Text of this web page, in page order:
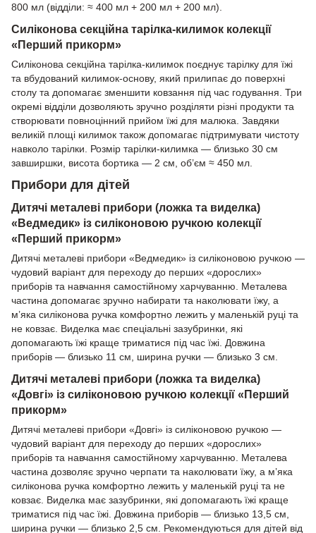
800 мл (відділи: ≈ 400 мл + 200 мл + 200 мл).
Силіконова секційна тарілка-килимок колекції
«Перший прикорм»
Силіконова секційна тарілка-килимок поєднує тарілку для їжі
та вбудований килимок-основу, який прилипає до поверхні
столу та допомагає зменшити ковзання під час годування. Три
окремі відділи дозволяють зручно розділяти різні продукти та
створювати повноцінний прийом їжі для малюка. Завдяки
великій площі килимок також допомагає підтримувати чистоту
навколо тарілки. Розмір тарілки-килимка — близько 30 см
завширшки, висота бортика — 2 см, об’єм ≈ 450 мл.
Прибори для дітей
Дитячі металеві прибори (ложка та виделка)
«Ведмедик» із силіконовою ручкою колекції
«Перший прикорм»
Дитячі металеві прибори «Ведмедик» із силіконовою ручкою —
чудовий варіант для переходу до перших «дорослих»
приборів та навчання самостійному харчуванню. Металева
частина допомагає зручно набирати та наколювати їжу, а
м’яка силіконова ручка комфортно лежить у маленькій руці та
не ковзає. Виделка має спеціальні зазубринки, які
допомагають їжі краще триматися під час їжі. Довжина
приборів — близько 11 см, ширина ручки — близько 3 см.
Дитячі металеві прибори (ложка та виделка)
«Довгі» із силіконовою ручкою колекції «Перший
прикорм»
Дитячі металеві прибори «Довгі» із силіконовою ручкою —
чудовий варіант для переходу до перших «дорослих»
приборів та навчання самостійному харчуванню. Металева
частина дозволяє зручно черпати та наколювати їжу, а м’яка
силіконова ручка комфортно лежить у маленькій руці та не
ковзає. Виделка має зазубринки, які допомагають їжі краще
триматися під час їжі. Довжина приборів — близько 13,5 см,
ширина ручки — близько 2,5 см. Рекомендуються для дітей від